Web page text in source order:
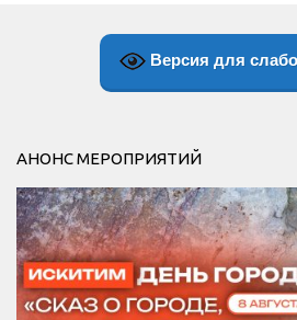
Версия для
АНОНС МЕРОПРИЯТИЙ